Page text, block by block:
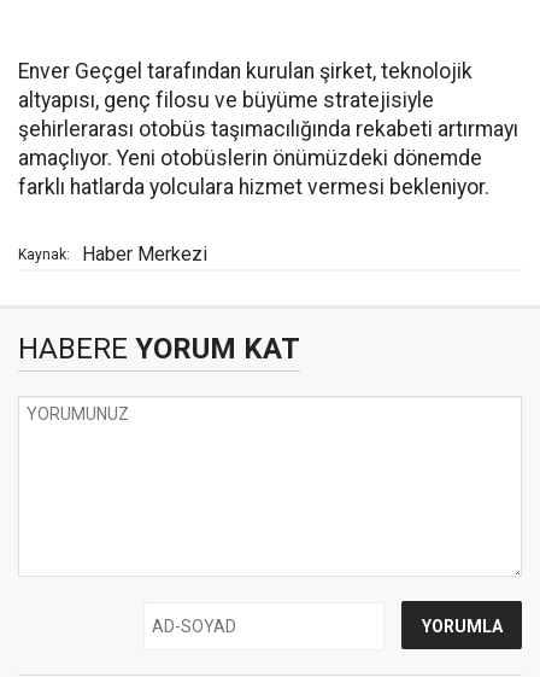
Enver Geçgel tarafından kurulan şirket, teknolojik
altyapısı, genç filosu ve büyüme stratejisiyle
şehirlerarası otobüs taşımacılığında rekabeti artırmayı
amaçlıyor. Yeni otobüslerin önümüzdeki dönemde
farklı hatlarda yolculara hizmet vermesi bekleniyor.
Kaynak: Haber Merkezi
HABERE YORUM KAT